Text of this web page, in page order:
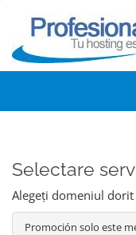
Selectare
Alegeți domeniul
Promoción solo este